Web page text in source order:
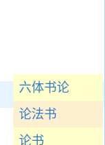
六体书论
论法书
论书